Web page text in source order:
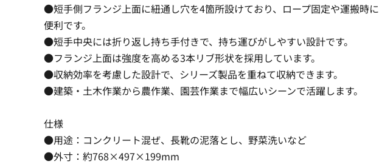
●短手側フランジ上面に紐通し穴を4箇所設けており、ロープ固定や運搬時に
便利です。
●短手中央には折り返し持ち手付きで、持ち運びがしやすい設計です。
●フランジ上面は強度を高める3本リブ形状を採用しています。
●収納効率を考慮した設計で、シリーズ製品を重ねて収納できます。
●建築・土木作業から農作業、園芸作業まで幅広いシーンで活躍します。
仕様
●用途：コンクリート混ぜ、長靴の泥落とし、野菜洗いなど
●外寸：約768×497×199mm